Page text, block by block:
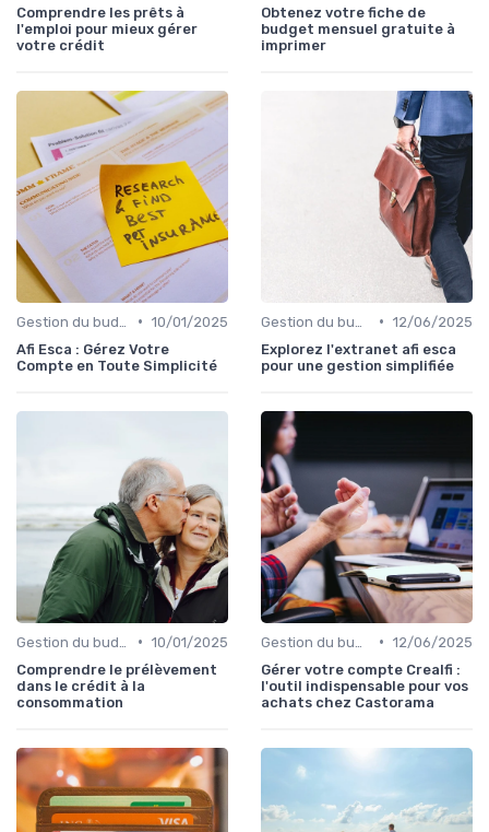
Comprendre les prêts à
l'emploi pour mieux gérer
votre crédit
Obtenez votre fiche de
budget mensuel gratuite à
imprimer
• 10/01/2025
Afi Esca : Gérez Votre
Compte en Toute Simplicité
• 12/06/2025
Explorez l'extranet afi esca
pour une gestion simplifiée
• 10/01/2025
Comprendre le prélèvement
dans le crédit à la
consommation
• 12/06/2025
Gérer votre compte Crealfi :
l'outil indispensable pour vos
achats chez Castorama